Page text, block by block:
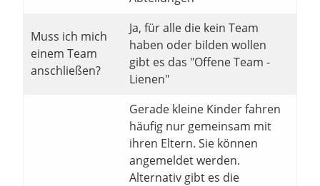
Muss ich mich
einem Team
anschließen?
Ja, für alle die kein Team
haben oder bilden wollen
gibt es das "Offene Team -
Lienen"
Gerade kleine Kinder fahren
häufig nur gemeinsam mit
ihren Eltern. Sie können
angemeldet werden.
Alternativ gibt es die